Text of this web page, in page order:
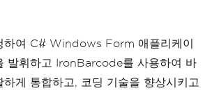
하여 C# Windows Form 애플리케이
발휘하고 IronBarcode를 사용하여 바
하게 통합하고, 코딩 기술을 향상시키고